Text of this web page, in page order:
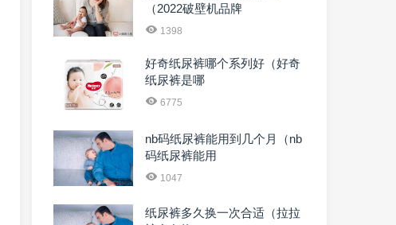
（2022破壁机品牌
1398
好奇纸尿裤哪个系列好（好奇
纸尿裤是哪
6775
nb码纸尿裤能用到几个月（nb
码纸尿裤能用
1047
纸尿裤多久换一次合适（拉拉